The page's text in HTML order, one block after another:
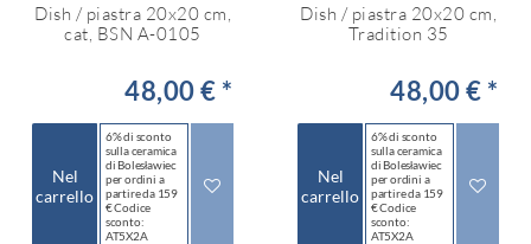
Dish / piastra 20x20 cm,
cat, BSN A-0105
48,00 € *
Nel
carrello
6% di sconto
sulla ceramica
di Bolesławiec
per ordini a
partire da 159
€ Codice
sconto:
AT5X2A
Dish / piastra 20x20 cm,
Tradition 35
48,00 € *
Nel
carrello
6% di sconto
sulla ceramica
di Bolesławiec
per ordini a
partire da 159
€ Codice
sconto:
AT5X2A